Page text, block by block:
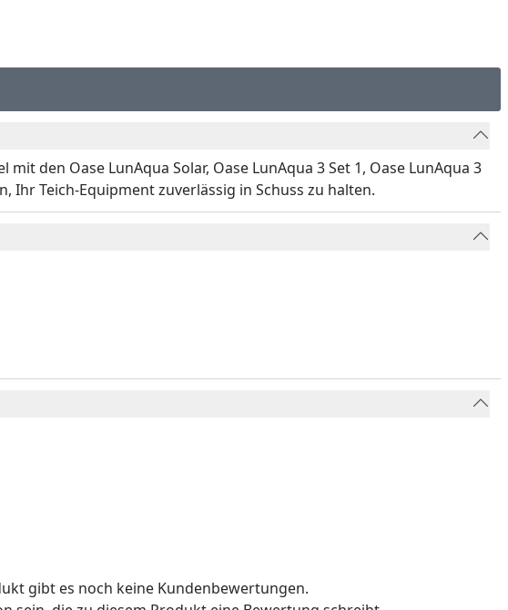
den Oase LunAqua Solar, Oase LunAqua 3 Set 1, Oase LunAqua 3
Ihr Teich-Equipment zuverlässig in Schuss zu halten.
gibt es noch keine Kundenbewertungen.